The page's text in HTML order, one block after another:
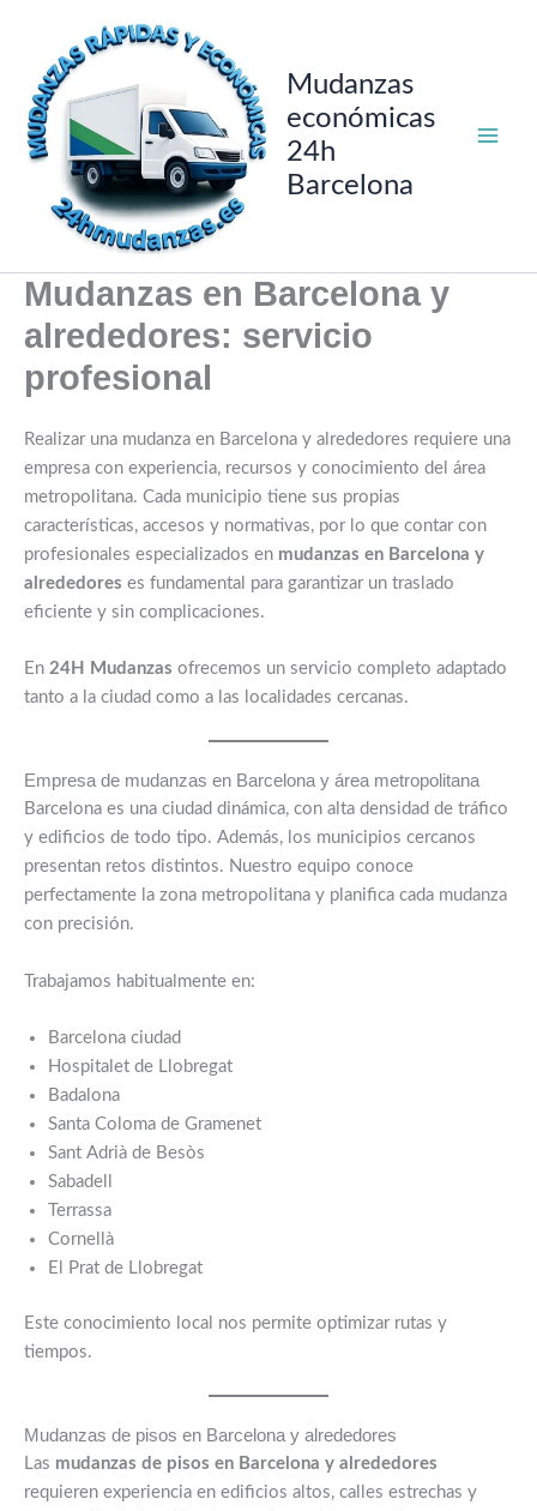
contenido
Mudanzas
económicas
24h
Barcelona
Mudanzas en Barcelona y
alrededores: servicio
profesional
Realizar una mudanza en Barcelona y alrededores requiere una
empresa con experiencia, recursos y conocimiento del área
metropolitana. Cada municipio tiene sus propias
características, accesos y normativas, por lo que contar con
profesionales especializados en mudanzas en Barcelona y
alrededores es fundamental para garantizar un traslado
eficiente y sin complicaciones.
En 24H Mudanzas ofrecemos un servicio completo adaptado
tanto a la ciudad como a las localidades cercanas.
Empresa de mudanzas en Barcelona y área metropolitana
Barcelona es una ciudad dinámica, con alta densidad de tráfico
y edificios de todo tipo. Además, los municipios cercanos
presentan retos distintos. Nuestro equipo conoce
perfectamente la zona metropolitana y planifica cada mudanza
con precisión.
Trabajamos habitualmente en:
Barcelona ciudad
Hospitalet de Llobregat
Badalona
Santa Coloma de Gramenet
Sant Adrià de Besòs
Sabadell
Terrassa
Cornellà
El Prat de Llobregat
Este conocimiento local nos permite optimizar rutas y
tiempos.
Mudanzas de pisos en Barcelona y alrededores
Las mudanzas de pisos en Barcelona y alrededores
requieren experiencia en edificios altos, calles estrechas y